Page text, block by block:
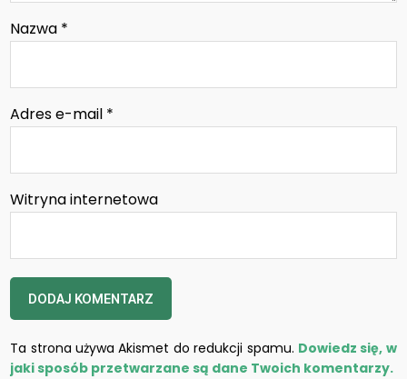
Nazwa *
Adres e-mail *
Witryna internetowa
Ta strona używa Akismet do redukcji spamu. Dowiedz się, w
jaki sposób przetwarzane są dane Twoich komentarzy.